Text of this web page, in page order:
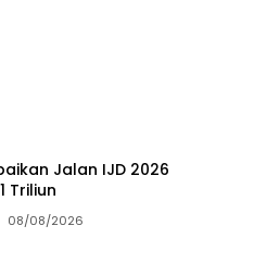
Jalan IJD 2026
Triliun
08/08/2026